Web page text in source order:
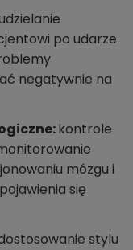
po udarze
negatywnie na
kontrole
mózgu i
się
stylu